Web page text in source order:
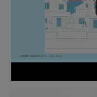
来訪者の確認をスムーズに
呼び出し音量を時間帯別
日中の活動時間帯は大き